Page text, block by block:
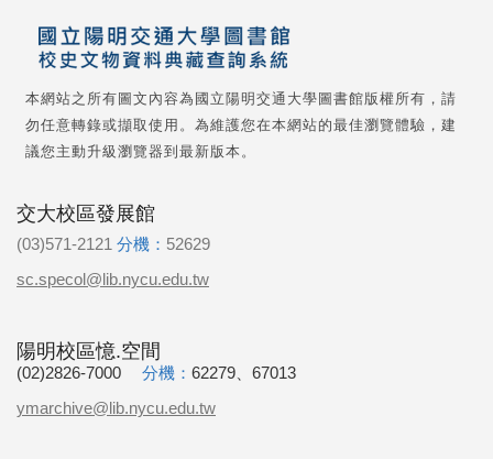
本網站之所有圖文內容為國立陽明交通大學圖書館版權所有，請
勿任意轉錄或擷取使用。為維護您在本網站的最佳瀏覽體驗，建
議您主動升級瀏覽器到最新版本。
交大校區發展館
(03)571-2121 分機： 52629
sc.specol@lib.nycu.edu.tw
陽明校區憶.空間
(02)2826-7000 分機： 62279、67013
ymarchive@lib.nycu.edu.tw